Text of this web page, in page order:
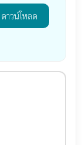
ดาวน์โหลด